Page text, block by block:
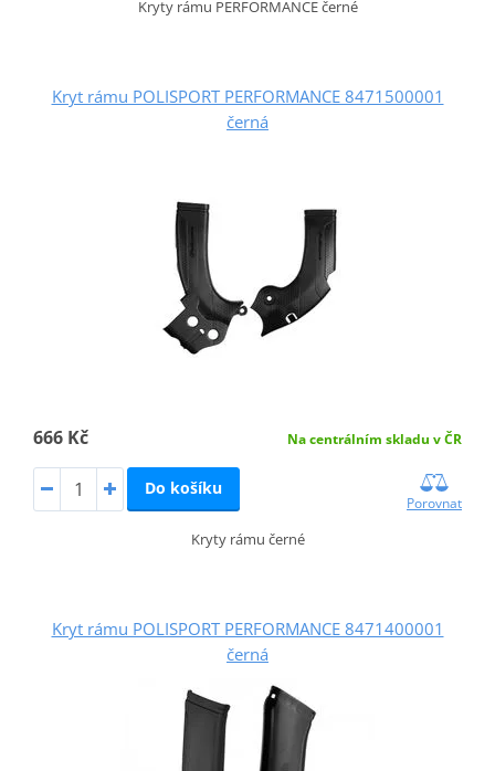
Kryty rámu PERFORMANCE černé
Kryt rámu POLISPORT PERFORMANCE 8471500001
černá
666 Kč Na centrálním skladu v ČR
Do košíku
Porovnat
Kryty rámu černé
Kryt rámu POLISPORT PERFORMANCE 8471400001
černá